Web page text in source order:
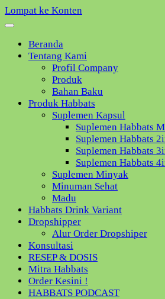
Lompat ke Konten
Beranda
Tentang Kami
Profil Company
Produk
Bahan Baku
Produk Habbats
Suplemen Kapsul
Suplemen Habbats
Suplemen Habbats
Suplemen Habbats
Suplemen Habbats
Suplemen Minyak
Minuman Sehat
Madu
Habbats Drink Variant
Dropshipper
Alur Order Dropshiper
Konsultasi
RESEP & DOSIS
Mitra Habbats
Order Kesini !
HABBATS PODCAST